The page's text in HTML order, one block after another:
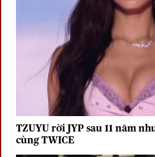
TZUYU rời JYP sau 11 năm
cùng TWICE